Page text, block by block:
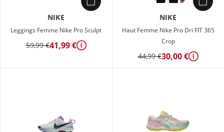
NIKE
Leggings Femme Nike Pro Sculpt
59,99 €41,99 € Détails
NIKE
Haut Femme Nike Pro Dri FIT 365
Crop
44,99 €30,00 € Détails